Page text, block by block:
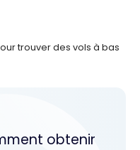
trouver des vols à bas
obtenir